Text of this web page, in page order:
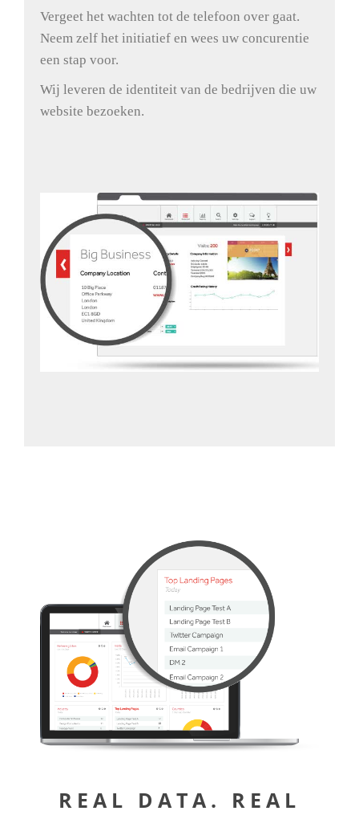
Vergeet het wachten tot de telefoon over gaat.
Neem zelf het initiatief en wees uw concurentie
een stap voor.
Wij leveren de identiteit van de bedrijven die uw
website bezoeken.
REAL DATA. REAL